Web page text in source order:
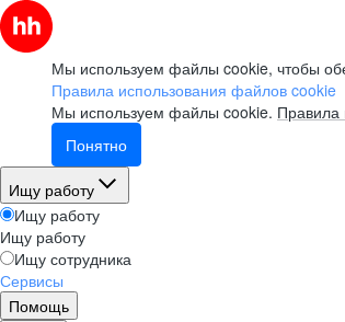
Мы используем файлы cookie, чтобы
Правила использования файлов cookie
Мы используем файлы cookie. Правила
Понятно
Ищу работу
Ищу работу
Ищу работу
Ищу сотрудника
Сервисы
Помощь